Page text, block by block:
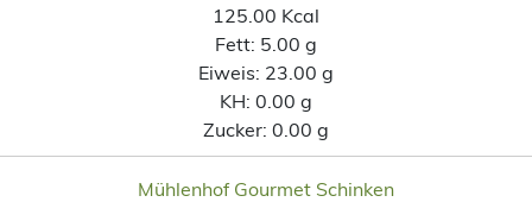
125.00 Kcal
Fett: 5.00 g
Eiweis: 23.00 g
KH: 0.00 g
Zucker: 0.00 g
Mühlenhof Gourmet Schinken